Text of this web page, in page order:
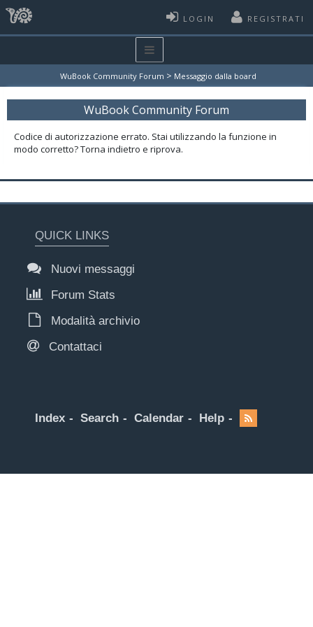
LOGIN REGISTRATI
WuBook Community Forum > Messaggio dalla board
WuBook Community Forum
Codice di autorizzazione errato. Stai utilizzando la funzione in
modo corretto? Torna indietro e riprova.
QUICK LINKS
Nuovi messaggi
Forum Stats
Modalità archivio
Contattaci
Index Search Calendar Help